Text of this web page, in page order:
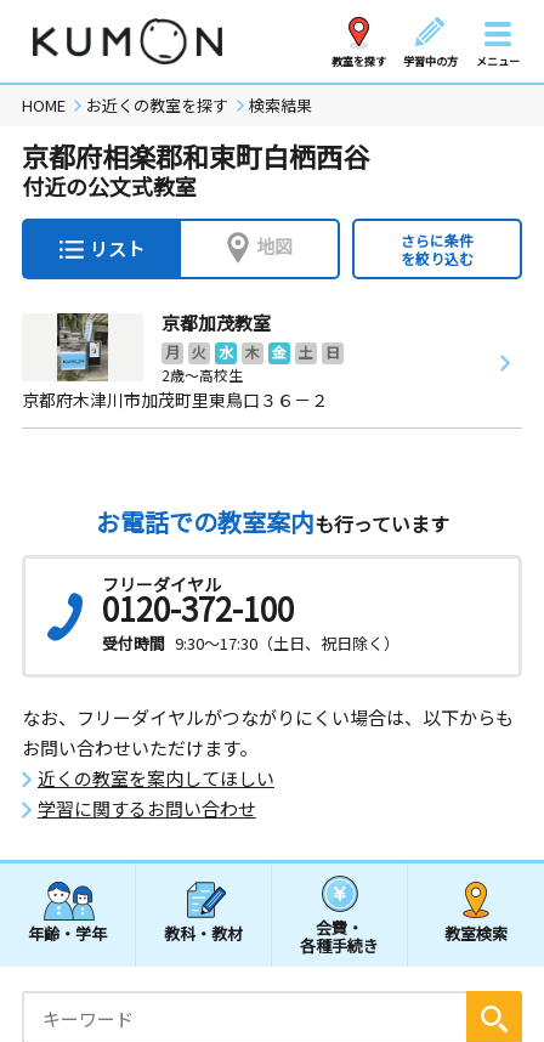
教室を探す 学習中の方 メニュー
HOME お近くの教室を探す 検索結果
京都府相楽郡和束町白栖西谷
付近の公文式教室
リスト 地図
さらに条件
を絞り込む
京都加茂教室
月 火 水 木 金 土
日
2歳～高校生
京都府木津川市加茂町里東鳥口３６－２
お電話での教室案内も行っています
フリーダイヤル
0120-372-100
受付時間 9:30～17:30（土日、祝日除く）
なお、フリーダイヤルがつながりにくい場合は、以下からも
お問い合わせいただけます。
近くの教室を案内してほしい
学習に関するお問い合わせ
年齢・学年 教科・教材 会費・
各種手続き
教室検索